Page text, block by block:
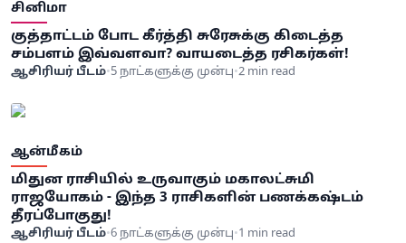
சினிமா
குத்தாட்டம் போட கீர்த்தி சுரேசுக்கு கிடைத்த
சம்பளம் இவ்வளவா? வாயடைத்த ரசிகர்கள்!
ஆசிரியர் பீடம்•5 நாட்களுக்கு முன்பு•2 min read
ஆன்மீகம்
மிதுன ராசியில் உருவாகும் மகாலட்சுமி
ராஜயோகம் - இந்த 3 ராசிகளின் பணக்கஷ்டம்
தீரப்போகுது!
ஆசிரியர் பீடம்•6 நாட்களுக்கு முன்பு•1 min read